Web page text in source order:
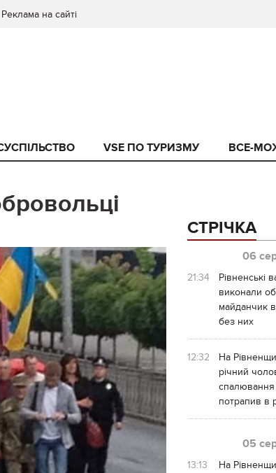
Реклама на сайті
VSE ПО ТУРИЗМУ ВСЕ-
СТРІЧКА
06
21:34
Рівненські
виконали
майданчик
без них
12:32
На
річний
спалювання
потрапив в
05
13:13
На